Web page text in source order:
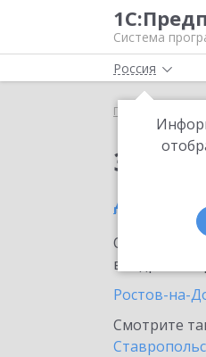
Система
Россия
Главная
внедрение
Ростов-на-
Смотрите